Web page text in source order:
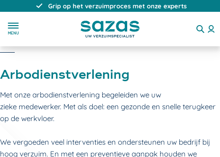
Grip op het verzuimproces met onze experts
MENU
Arbodienstverlening
Met onze arbodienstverlening begeleiden we uw
zieke medewerker. Met als doel: een gezonde en snelle terugkeer
op de werkvloer.
We vergoeden veel interventies en ondersteunen uw bedrijf bij
hoog verzuim. En met een preventieve aanpak houden we